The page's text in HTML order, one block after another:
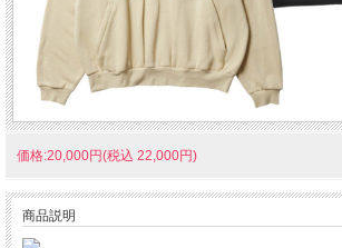
価格:20,000円(税込 22,000円)
商品説明